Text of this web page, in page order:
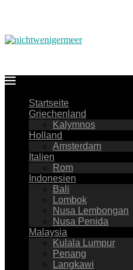
Startseite
Griechenland
Kalymnos
Holland
Amsterdam
Italien
Rom
Indonesien
Bali
Lombok
Nusa Lembongan
Nusa Penida
Malaysia
Kulala Lumpur
Penang
Langkawi